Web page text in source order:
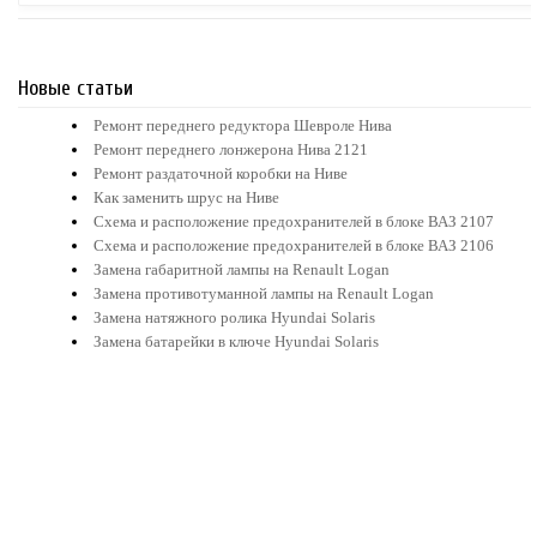
Новые статьи
Ремонт переднего редуктора Шевроле Нива
Ремонт переднего лонжерона Нива 2121
Ремонт раздаточной коробки на Ниве
Как заменить шрус на Ниве
Схема и расположение предохранителей в блоке ВАЗ 2107
Схема и расположение предохранителей в блоке ВАЗ 2106
Замена габаритной лампы на Renault Logan
Замена противотуманной лампы на Renault Logan
Замена натяжного ролика Hyundai Solaris
Замена батарейки в ключе Hyundai Solaris